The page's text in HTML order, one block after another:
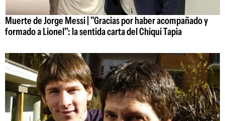
Muerte de Jorge Messi | "Gracias por haber acompañado y
formado a Lionel": la sentida carta del Chiqui Tapia